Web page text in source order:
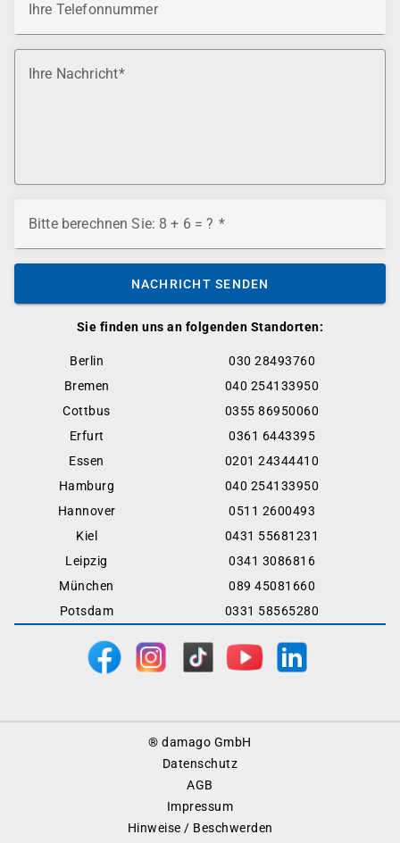
Sie finden uns an folgenden Standorten:
Berlin
030 28493760
Bremen
040 254133950
Cottbus
0355 86950060
Erfurt
0361 6443395
Essen
0201 24344410
Hamburg
040 254133950
Hannover
0511 2600493
Kiel
0431 55681231
Leipzig
0341 3086816
München
089 45081660
Potsdam
0331 58565280
Ihre Telefonnummer
Ihre Nachricht
Bitte berechnen Sie: 8 + 6 = ?
NACHRICHT SENDEN
® damago GmbH
Datenschutz
AGB
Impressum
Hinweise / Beschwerden